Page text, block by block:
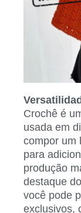
Crochê é
usada em
compor um
para
produção
destaque
você pode
exclusivos,